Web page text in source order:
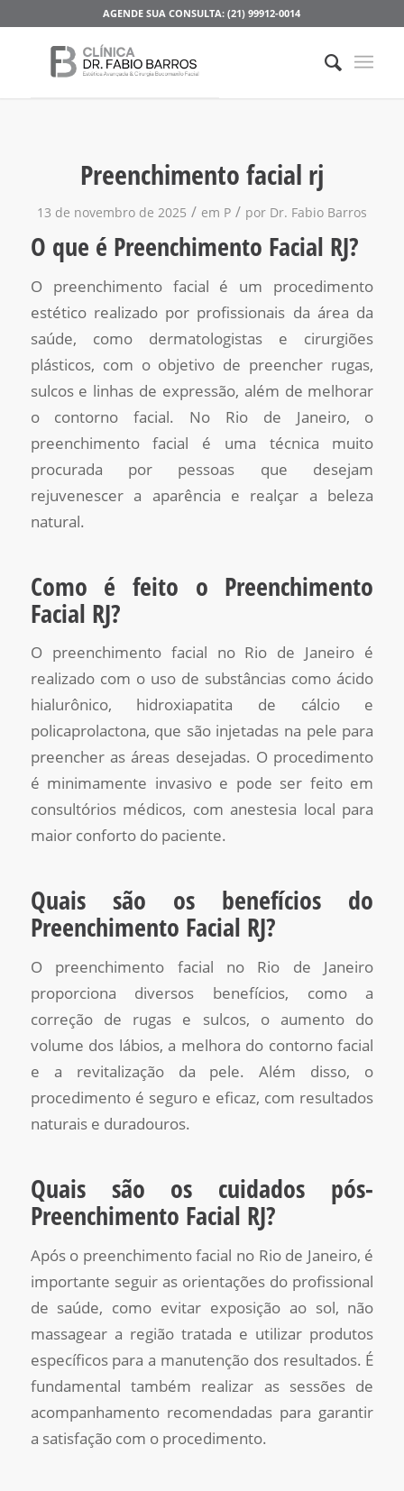
AGENDE SUA CONSULTA: (21) 99912-0014
Preenchimento facial rj
13 de novembro de 2025 / em P / por Dr. Fabio Barros
O que é Preenchimento Facial RJ?
O preenchimento facial é um procedimento
estético realizado por profissionais da área da
saúde, como dermatologistas e cirurgiões
plásticos, com o objetivo de preencher rugas,
sulcos e linhas de expressão, além de melhorar
o contorno facial. No Rio de Janeiro, o
preenchimento facial é uma técnica muito
procurada por pessoas que desejam
rejuvenescer a aparência e realçar a beleza
natural.
Como é feito o Preenchimento
Facial RJ?
O preenchimento facial no Rio de Janeiro é
realizado com o uso de substâncias como ácido
hialurônico, hidroxiapatita de cálcio e
policaprolactona, que são injetadas na pele para
preencher as áreas desejadas. O procedimento
é minimamente invasivo e pode ser feito em
consultórios médicos, com anestesia local para
maior conforto do paciente.
Quais são os benefícios do
Preenchimento Facial RJ?
O preenchimento facial no Rio de Janeiro
proporciona diversos benefícios, como a
correção de rugas e sulcos, o aumento do
volume dos lábios, a melhora do contorno facial
e a revitalização da pele. Além disso, o
procedimento é seguro e eficaz, com resultados
naturais e duradouros.
Quais são os cuidados pós-
Preenchimento Facial RJ?
Após o preenchimento facial no Rio de Janeiro, é
importante seguir as orientações do profissional
de saúde, como evitar exposição ao sol, não
massagear a região tratada e utilizar produtos
específicos para a manutenção dos resultados. É
fundamental também realizar as sessões de
acompanhamento recomendadas para garantir
a satisfação com o procedimento.